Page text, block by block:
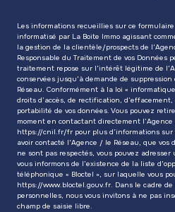
Les informations recueillies sur ce
informatisé par La Boite Immo agissant
la gestion de la clientèle/prospects de
Responsable du Traitement de vos Données
traitement repose sur l'intérêt légitime de
conservées jusqu'à demande de
Réseau. Conformément à la loi «
droits d’accès, de rectification,
portabilité de vos données. Vous pouvez
moment en contactant directement
https://cnil.fr/fr pour plus d’informations
avoir contacté l'Agence / le Réseau, que vos
ne sont pas respectés, vous pouvez
vous informons de l’existence de la liste
téléphonique « Bloctel », sur laquelle vous
https://www.bloctel.gouv.fr. Dans le cadre
personnelles, nous vous invitons à ne pas
champ de saisie libre.